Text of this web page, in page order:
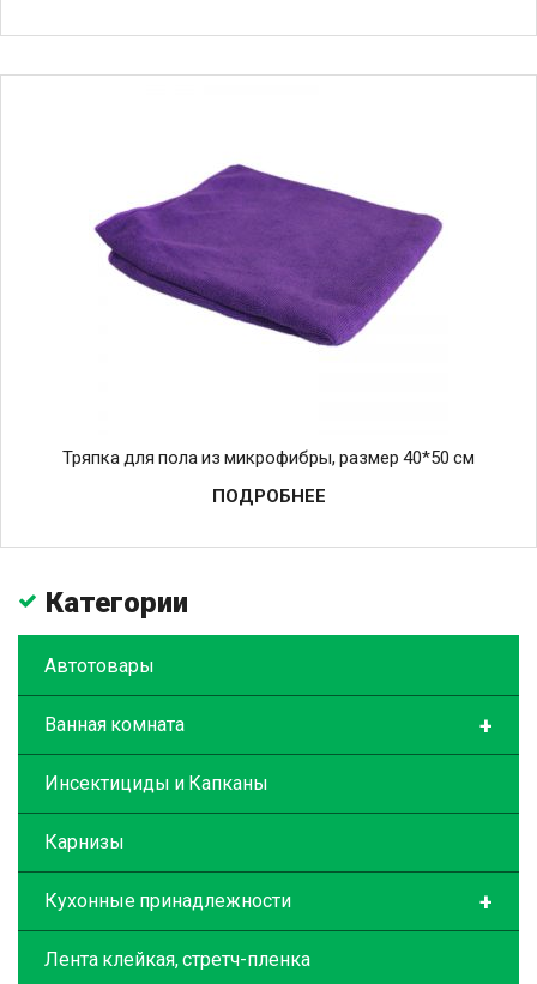
Тряпка для пола из микрофибры, размер 40*50 см
ПОДРОБНЕЕ
Категории
Автотовары
+
Ванная комната
Инсектициды и Капканы
Карнизы
+
Кухонные принадлежности
Лента клейкая, стретч-пленка